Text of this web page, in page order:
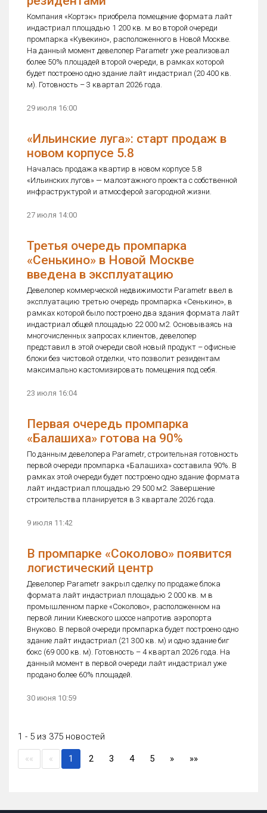
Компания «Кортэк» приобрела помещение формата лайт
индастриал площадью 1 200 кв. м во второй очереди
промпарка «Кувекино», расположенного в Новой Москве.
На данный момент девелопер Parametr уже реализовал
более 50% площадей второй очереди, в рамках которой
будет построено одно здание лайт индастриал (20 400 кв.
м). Готовность – 3 квартал 2026 года.
29 июля 16:00
«Ильинские луга»: старт продаж в
новом корпусе 5.8
Началась продажа квартир в новом корпусе 5.8
«Ильинских лугов» — малоэтажного проекта с собственной
инфраструктурой и атмосферой загородной жизни.
27 июля 14:00
Третья очередь промпарка
«Сенькино» в Новой Москве
введена в эксплуатацию
Девелопер коммерческой недвижимости Parametr ввел в
эксплуатацию третью очередь промпарка «Сенькино», в
рамках которой было построено два здания формата лайт
индастриал общей площадью 22 000 м2. Основываясь на
многочисленных запросах клиентов, девелопер
представил в этой очереди свой новый продукт – офисные
блоки без чистовой отделки, что позволит резидентам
максимально кастомизировать помещения под себя.
23 июля 16:04
Первая очередь промпарка
«Балашиха» готова на 90%
По данным девелопера Parametr, строительная готовность
первой очереди промпарка «Балашиха» составила 90%. В
рамках этой очереди будет построено одно здание формата
лайт индастриал площадью 29 500 м2. Завершение
строительства планируется в 3 квартале 2026 года.
9 июля 11:42
В промпарке «Соколово» появится
логистический центр
Девелопер Parametr закрыл сделку по продаже блока
формата лайт индастриал площадью 2 000 кв. м в
промышленном парке «Соколово», расположенном на
первой линии Киевского шоссе напротив аэропорта
Внуково. В первой очереди промпарка будет построено одно
здание лайт индастриал (21 300 кв. м) и одно здание биг
бокс (69 000 кв. м). Готовность – 4 квартал 2026 года. На
данный момент в первой очереди лайт индастриал уже
продано более 60% площадей.
30 июня 10:59
1 - 5 из 375 новостей
«« « 1 (current)
2 3 4 5 » »»